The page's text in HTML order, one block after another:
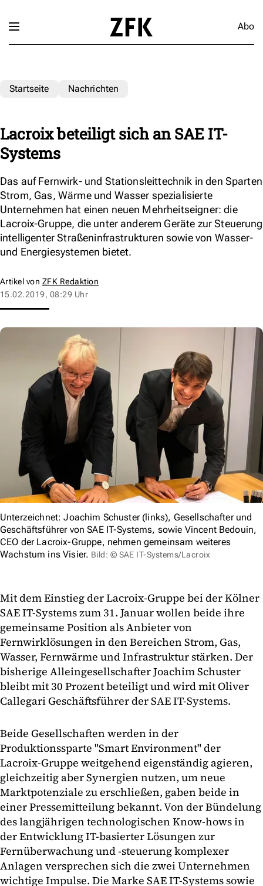
Abo
Startseite Nachrichten
Lacroix beteiligt sich an SAE IT-
Systems
Das auf Fernwirk- und Stationsleittechnik in den Sparten
Strom, Gas, Wärme und Wasser spezialisierte
Unternehmen hat einen neuen Mehrheitseigner: die
Lacroix-Gruppe, die unter anderem Geräte zur Steuerung
intelligenter Straßeninfrastrukturen sowie von Wasser-
und Energiesystemen bietet.
Artikel von ZFK Redaktion
15.02.2019, 08:29 Uhr
Unterzeichnet: Joachim Schuster (links), Gesellschafter und
Geschäftsführer von SAE IT-Systems, sowie Vincent Bedouin,
CEO der Lacroix-Gruppe, nehmen gemeinsam weiteres
Wachstum ins Visier. Bild: © SAE IT-Systems/Lacroix
Mit dem Einstieg der Lacroix-Gruppe bei der Kölner
SAE IT-Systems zum 31. Januar wollen beide ihre
gemeinsame Position als Anbieter von
Fernwirklösungen in den Bereichen Strom, Gas,
Wasser, Fernwärme und Infrastruktur stärken. Der
bisherige Alleingesellschafter Joachim Schuster
bleibt mit 30 Prozent beteiligt und wird mit Oliver
Callegari Geschäftsführer der SAE IT-Systems.
Beide Gesellschaften werden in der
Produktionssparte "Smart Environment" der
Lacroix-Gruppe weitgehend eigenständig agieren,
gleichzeitig aber Synergien nutzen, um neue
Marktpotenziale zu erschließen, gaben beide in
einer Pressemitteilung bekannt. Von der Bündelung
des langjährigen technologischen Know-hows in
der Entwicklung IT-basierter Lösungen zur
Fernüberwachung und -steuerung komplexer
Anlagen versprechen sich die zwei Unternehmen
wichtige Impulse. Die Marke SAE IT-Systems sowie